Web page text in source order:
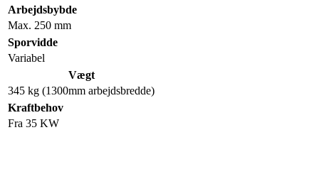
Arbejdsbybde
Max. 250 mm
Sporvidde
Variabel
Vægt
345 kg (1300mm arbejdsbredde)
Kraftbehov
Fra 35 KW